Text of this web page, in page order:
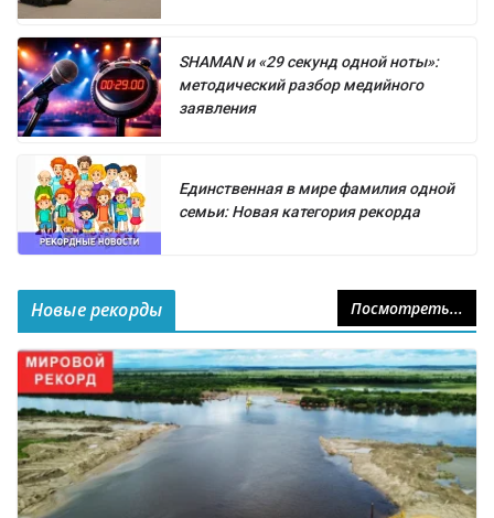
SHAMAN и «29 секунд одной ноты»:
методический разбор медийного
заявления
Единственная в мире фамилия одной
семьи: Новая категория рекорда
Новые рекорды Посмотреть...